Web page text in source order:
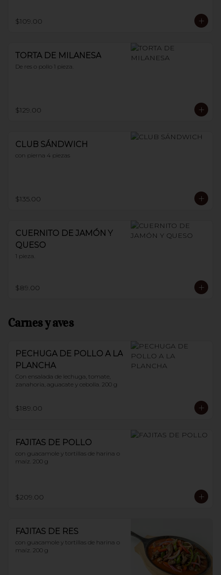
$109.00
TORTA DE MILANESA
De res o pollo 1 pieza.
$129.00
CLUB SÁNDWICH
con pierna 4 piezas
$135.00
CUERNITO DE JAMÓN Y
QUESO
1 pieza.
$89.00
Carnes y aves
PECHUGA DE POLLO A LA
PLANCHA
Con ensalada de lechuga, tomate,
zanahoria, aguacate y cebolla. 200 g
$189.00
FAJITAS DE POLLO
con guacamole y tortillas de harina o
maíz. 200 g
$209.00
FAJITAS DE RES
con guacamole y tortillas de harina o
maíz. 200 g